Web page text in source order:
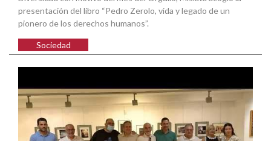
presentación del libro “Pedro Zerolo, vida y legado de un
pionero de los derechos humanos”.
Sociedad